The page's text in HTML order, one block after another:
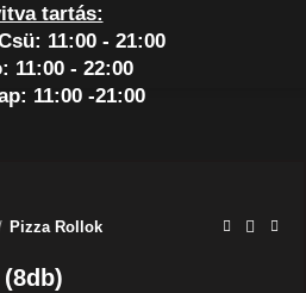
tartás:
11:00 - 21:00
11:00 - 22:00
11:00 -21:00
Pizza Rollok